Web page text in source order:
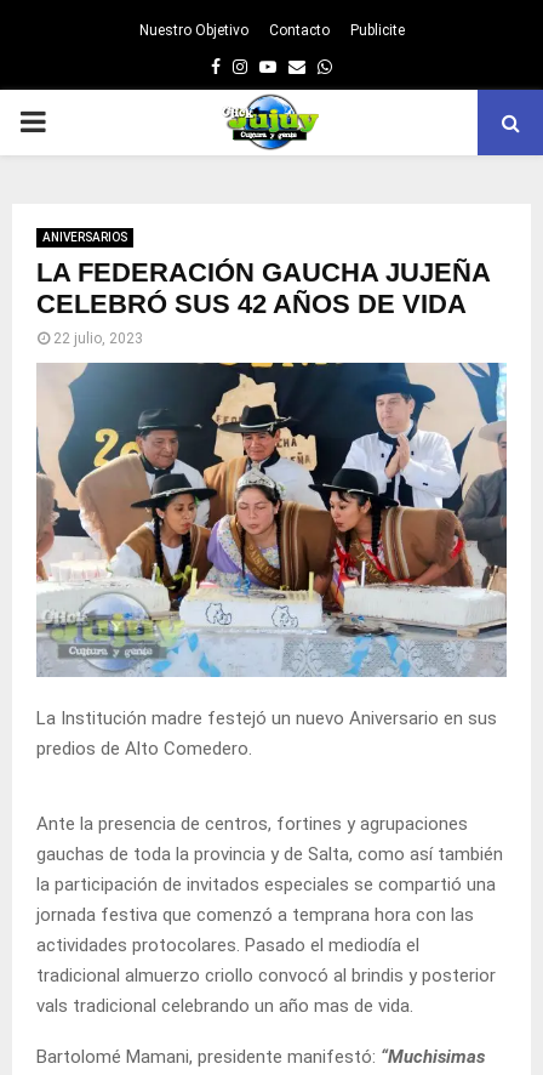
Nuestro Objetivo Contacto Publicite
Facebook
Instagram
Youtube
EmailWhatsapp
PRIMARY
ANIVERSARIOS
LA FEDERACIÓN GAUCHA JUJEÑA
CELEBRÓ SUS 42 AÑOS DE VIDA
22 julio, 2023
La Institución madre festejó un nuevo Aniversario en sus
predios de Alto Comedero.
Ante la presencia de centros, fortines y agrupaciones
gauchas de toda la provincia y de Salta, como así también
la participación de invitados especiales se compartió una
jornada festiva que comenzó a temprana hora con las
actividades protocolares. Pasado el mediodía el
tradicional almuerzo criollo convocó al brindis y posterior
vals tradicional celebrando un año mas de vida.
Bartolomé Mamani, presidente manifestó: “Muchisimas